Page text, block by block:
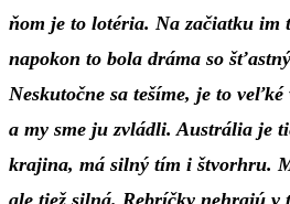
ňom je to lotéria. Na začiatku im
napokon to bola dráma so
Neskutočne sa tešíme, je to
a my sme ju zvládli. Austrália je
krajina, má silný tím i štvorhru.
ale tiež silná. Rebríčky nehrajú v